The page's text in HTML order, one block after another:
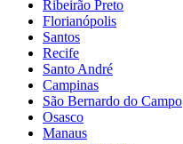
Ribeirão Preto
Florianópolis
Santos
Recife
Santo André
Campinas
São Bernardo do Campo
Osasco
Manaus